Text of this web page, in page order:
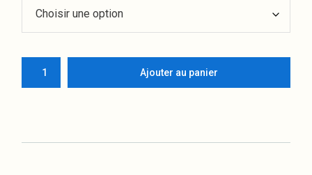
Ajouter au panier